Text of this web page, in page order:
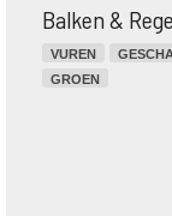
Balken &
VUREN
GROEN